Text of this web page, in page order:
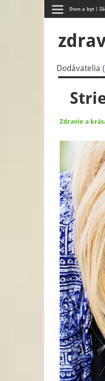
Dom a byt
Dodávatelia
Zdravie a